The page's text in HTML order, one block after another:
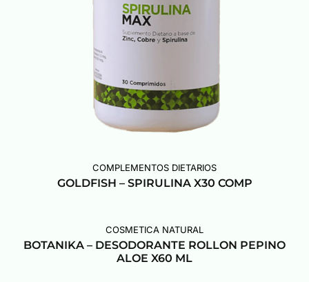
COMPLEMENTOS DIETARIOS
GOLDFISH – SPIRULINA X30 COMP
COSMETICA NATURAL
BOTANIKA – DESODORANTE ROLLON PEPINO
ALOE X60 ML